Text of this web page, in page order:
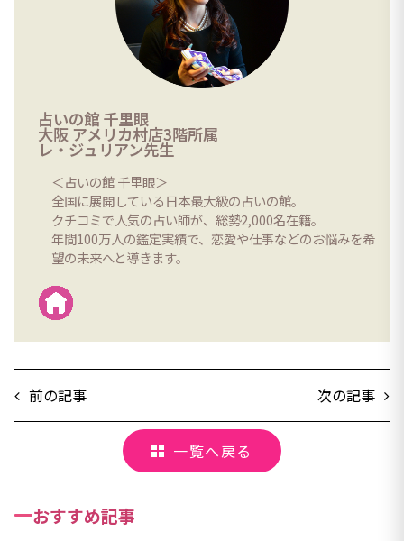
占いの館 千里眼
大阪 アメリカ村店3階所属
レ・ジュリアン先生
＜占いの館 千里眼＞
全国に展開している日本最大級の占いの館。
クチコミで人気の占い師が、総勢2,000名在籍。
年間100万人の鑑定実績で、恋愛や仕事などのお悩みを希
望の未来へと導きます。
前の記事 次の記事
一覧へ戻る
おすすめ記事